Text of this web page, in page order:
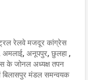
रेलवे मजदूर कांग्रेस
अमलाई, अनूपपुर, छुलहा ,
के जोनल अध्यक्ष तपन
बिलासपुर मंडल समन्वयक